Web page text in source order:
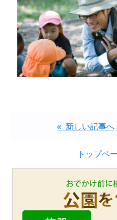
« 新しい記事へ
トップペ